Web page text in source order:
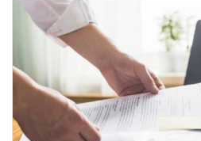
godinu